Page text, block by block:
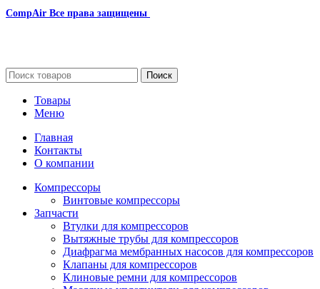
CompAir Все права защищены
Поиск
Товары
Меню
Главная
Контакты
О компании
Компрессоры
Винтовые компрессоры
Запчасти
Втулки для компрессоров
Вытяжные трубы для компрессоров
Диафрагма мембранных насосов для компрессоров
Клапаны для компрессоров
Клиновые ремни для компрессоров